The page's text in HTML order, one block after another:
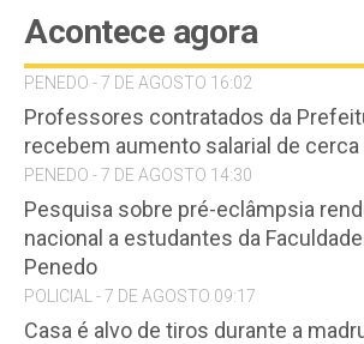
Acontece agora
PENEDO - 7 DE AGOSTO 16:02
Professores contratados da
recebem aumento salarial de cerca
PENEDO - 7 DE AGOSTO 14:30
Pesquisa sobre pré-eclâmpsia
nacional a estudantes da
Penedo
POLICIAL - 7 DE AGOSTO 09:17
Casa é alvo de tiros durante a